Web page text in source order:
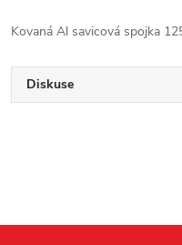
Kovaná Al savicová spojka
Diskuse